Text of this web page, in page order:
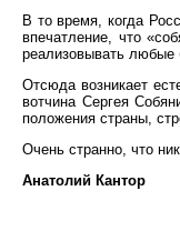
В то время, когда
впечатление, что
реализовывать любые
Отсюда возникает
вотчина Сергея
положения страны,
Очень странно, что
Анатолий Кантор